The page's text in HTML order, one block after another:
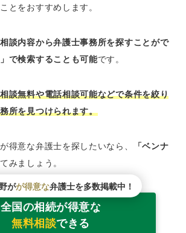
とをおすすめします。
相談内容から弁護士事務所を探すことがで
で検索することも可能です。
談無料や電話相談可能などで条件を絞り
所を見つけられます。
得意な弁護士を探したいなら、
「ベンナ
みましょう。
がが得意な弁護士を多数掲載中！
全国の相続が得意な
無料相談できる